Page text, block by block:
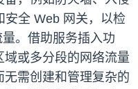
安全 Web 网关，以检
。借助服务插入功
或多分段的网络流量
需创建和管理复杂的